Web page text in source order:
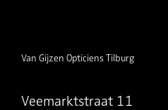
Van Gijzen Opticiens Tilburg
Veemarktstraat 11